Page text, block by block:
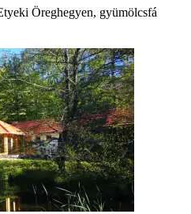
Öreghegyen, gyümölcsfá